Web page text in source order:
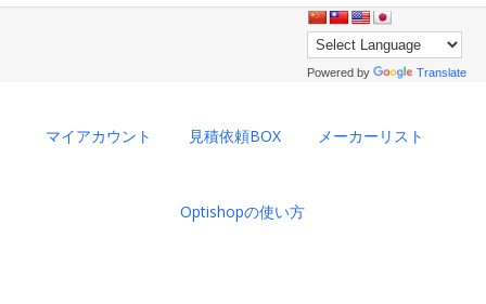
Powered by Translate
マイアカウント 見積依頼BOX メーカーリスト
Optishopの使い方